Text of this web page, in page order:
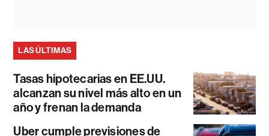
LAS ÚLTIMAS
Tasas hipotecarias en EE.UU.
alcanzan su nivel más alto en un
año y frenan la demanda
Uber cumple previsiones de